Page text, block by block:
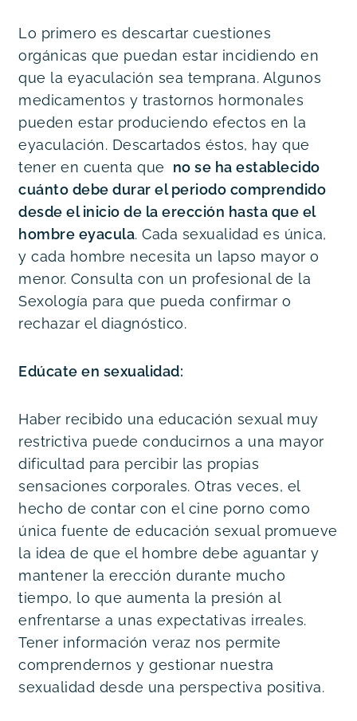
Lo primero es descartar cuestiones
orgánicas que puedan estar incidiendo en
que la eyaculación sea temprana. Algunos
medicamentos y trastornos hormonales
pueden estar produciendo efectos en la
eyaculación. Descartados éstos, hay que
tener en cuenta que
no se ha establecido
cuánto debe durar el periodo comprendido
desde el inicio de la erección hasta que el
hombre eyacula. Cada sexualidad es única,
y cada hombre necesita un lapso mayor o
menor. Consulta con un profesional de la
Sexología para que pueda confirmar o
rechazar el diagnóstico.
Edúcate en sexualidad:
Haber recibido una educación sexual muy
restrictiva puede conducirnos a una mayor
dificultad para percibir las propias
sensaciones corporales. Otras veces, el
hecho de contar con el cine porno como
única fuente de educación sexual promueve
la idea de que el hombre debe aguantar y
mantener la erección durante mucho
tiempo, lo que aumenta la presión al
enfrentarse a unas expectativas irreales.
Tener información veraz nos permite
comprendernos y gestionar nuestra
sexualidad desde una perspectiva positiva.